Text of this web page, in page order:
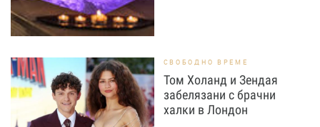
СВОБОДНО ВРЕМЕ
Том Холанд и Зендая
забелязани с брачни
халки в Лондон